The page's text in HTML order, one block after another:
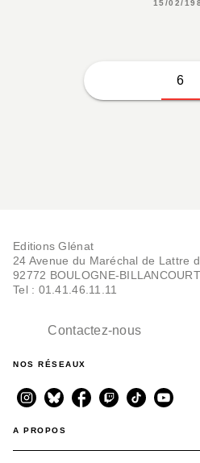
15/02/
6
Editions Glénat
24 Avenue du Maréchal de Lattre
92772 BOULOGNE-
Tel : 01.41.46.11.11
Contactez-nous
NOS RÉSEAUX
A PROPOS